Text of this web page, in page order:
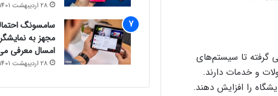
گرفته تا سیستم‌های
و خدمات دارند.
را افزایش دهند.
28 اردیبهشت 1401
سامسونگ
مجهز به
امسال معرفی
28 اردیبهشت 1401